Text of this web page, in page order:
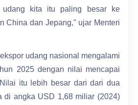
udang kita itu paling besar ke
China dan Jepang," ujar Menteri
udang nasional mengalami
2025 dengan nilai mencapai
itu lebih besar dari dari dua
di angka USD 1,68 miliar (2024)